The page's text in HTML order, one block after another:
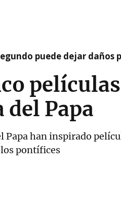
puede dejar daños
Papa
han inspirado
pontífices